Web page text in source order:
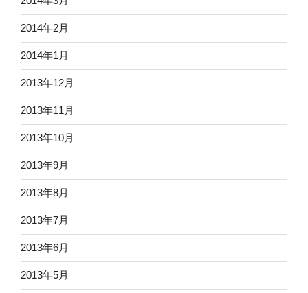
2014年2月
2014年1月
2013年12月
2013年11月
2013年10月
2013年9月
2013年8月
2013年7月
2013年6月
2013年5月